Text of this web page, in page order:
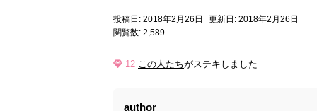
投稿日: 2018年2月26日
更新日: 2018年2月26日
閲覧数: 2,589
12 この人たちがステキしました
author